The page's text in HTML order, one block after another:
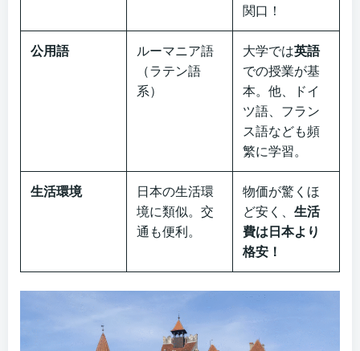
関口！
公用語
ルーマニア語
（ラテン語
系）
大学では英語
での授業が基
本。他、ドイ
ツ語、フラン
ス語なども頻
繁に学習。
生活環境
日本の生活環
境に類似。交
通も便利。
物価が驚くほ
ど安く、 生活
費は日本より
格安！